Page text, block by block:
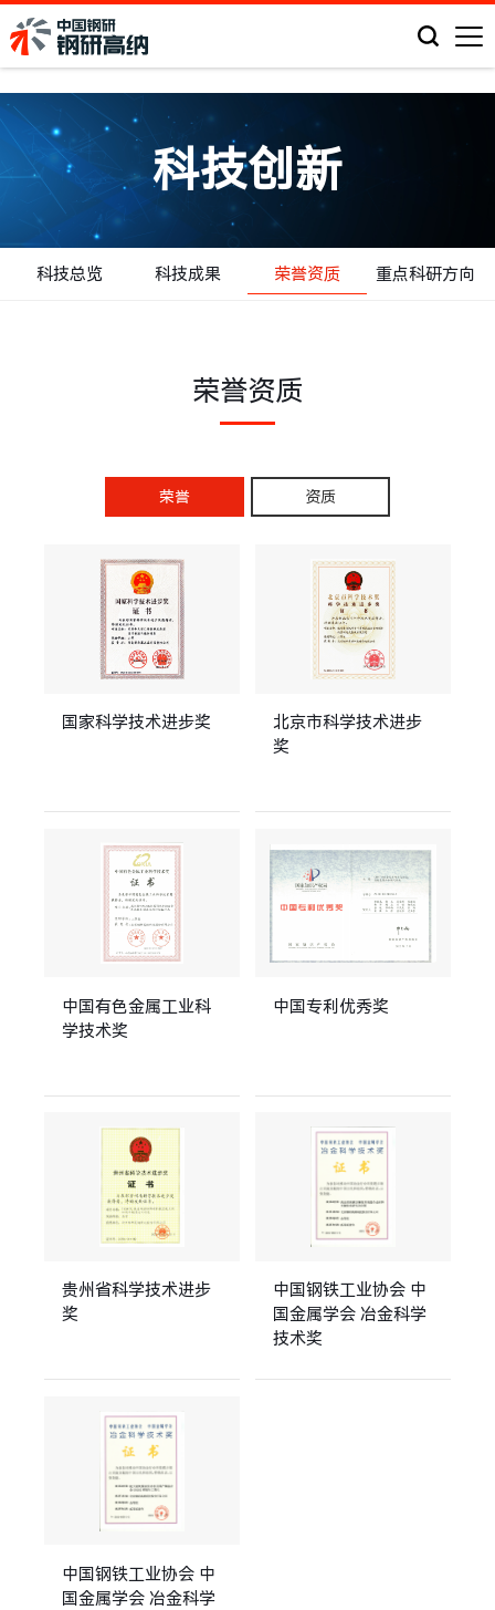
科技创新
科技总览 科技成果 荣誉资质 重点科研方向
荣誉资质
荣誉 资质
国家科学技术进步奖
北京市科学技术进步
奖
中国有色金属工业科
学技术奖
中国专利优秀奖
贵州省科学技术进步
奖
中国钢铁工业协会 中
国金属学会 冶金科学
技术奖
中国钢铁工业协会 中
国金属学会 冶金科学